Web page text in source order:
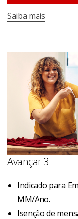
Saiba mais
Avançar 3
Indicado para
MM/Ano.
Isenção de